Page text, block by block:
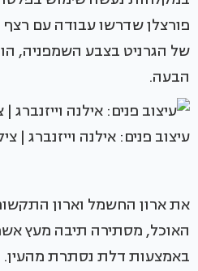
פורצלן שדרשו עבודה עם רצף
של הגרניט בצבע השמפניה,
הבעה.
עיצוב פנים: אילנה וייזנברג |
את ארון החשמל וארון
האוכל, מסתירה תיבה מעץ
באמצעות דלת נסתרת מהעין.